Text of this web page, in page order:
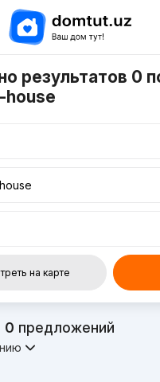
результатов 0
house
на карте
0 предложений